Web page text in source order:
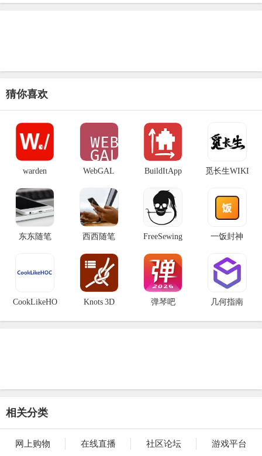
猜你喜欢
warden WebGAL BuildItApp 觅长生WIKI
东东随笔 西西随笔 FreeSewing 一饭封神
CookLikeHO Knots 3D 弹琴吧 几何指南
相关分类
网上购物 在线直播 社区论坛 游戏平台